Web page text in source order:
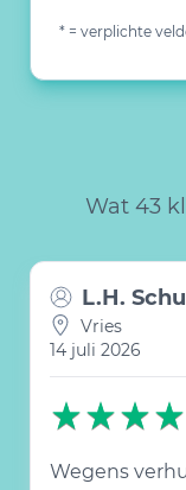
* = verplichte
Wat 43
L.H.
Vries
14 juli 2026
Wegens